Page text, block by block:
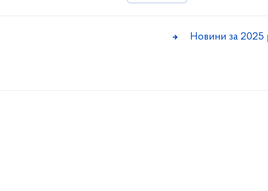
Новини за 2025